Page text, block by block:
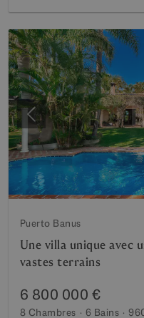
Précédent
Puerto Banus
Une villa unique avec
vastes terrains
6 800 000 €
8 Chambres 6 Bains